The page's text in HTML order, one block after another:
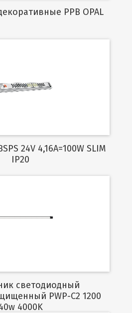
PPB OPAL
IP20
PWP-C2 1200
4000K